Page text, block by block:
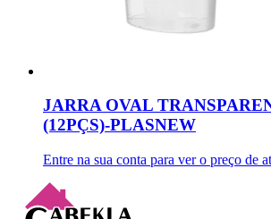
JARRA OVAL
(12PÇS)-PLASNEW
Entre na sua conta para ver o preço de